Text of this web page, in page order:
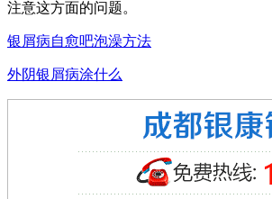
注意这方面的问题。
银屑病自愈吧泡澡方法
外阴银屑病涂什么